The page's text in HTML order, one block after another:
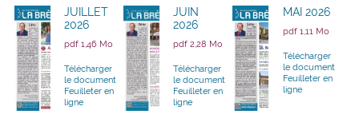
JUILLET
2026
pdf 1,46 Mo
Télécharger
le document
Feuilleter en
ligne
JUIN
2026
pdf 2,28 Mo
Télécharger
le document
Feuilleter en
ligne
MAI 2026
pdf 1,11 Mo
Télécharger
le document
Feuilleter en
ligne